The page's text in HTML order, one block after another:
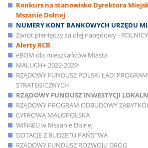
Konkurs na stanowisko Dyrektora
Mszanie Dolnej
NUMERY KONT BANKOWYCH URZĘDU
Zwrot pieniędzy za olej napędowy - ROLNICY
Alerty RCB
eBOM dla mieszkańców Miasta
MALUCH+ 2022-2029
RZĄDOWY FUNDUSZ POLSKI ŁAD:
STRATEGICZNYCH
RZĄDOWY FUNDUSZ INWESTYCJI
RZĄDOWY PROGRAM ODBUDOWY
CYFROWA MAŁOPOLSKA
WiFi4EU w Mszanie Dolnej
DOTACJE Z BUDŻETU PAŃSTWA
RZĄDOWY FUNDUSZ ROZWOJU DRÓG